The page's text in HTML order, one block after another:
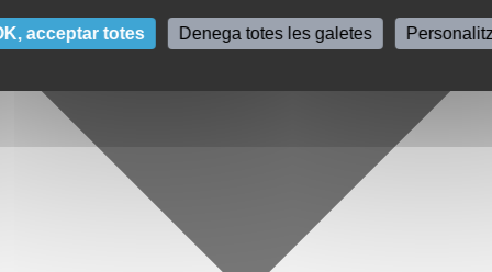
acceptar totes Denega totes les galetes